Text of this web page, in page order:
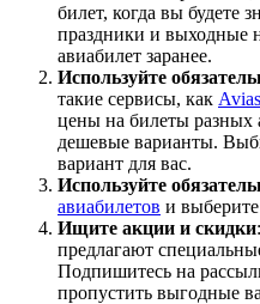
билет, когда вы будете
праздники и выходные
авиабилет заранее.
Используйте
такие сервисы, как
цены на билеты разных
дешевые варианты.
вариант для вас.
Используйте
авиабилетов и
Ищите акции и скидки
предлагают
Подпишитесь на
пропустить выгодные